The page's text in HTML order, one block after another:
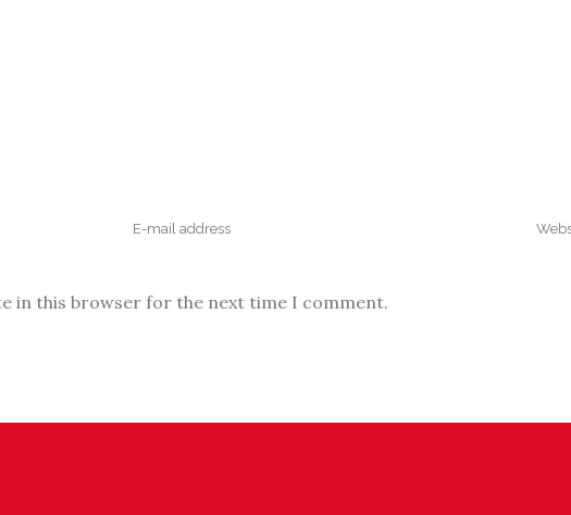
in this browser for the next time I comment.